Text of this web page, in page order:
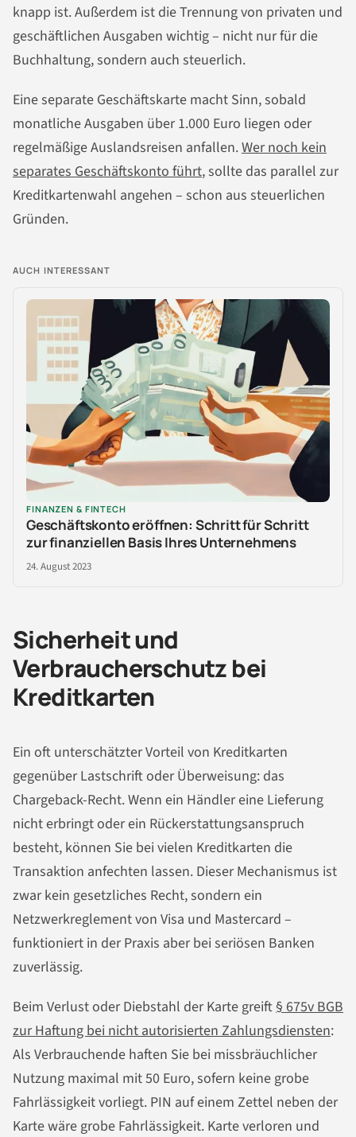
knapp ist. Außerdem ist die Trennung von privaten und
geschäftlichen Ausgaben wichtig – nicht nur für die
Buchhaltung, sondern auch steuerlich.
Eine separate Geschäftskarte macht Sinn, sobald
monatliche Ausgaben über 1.000 Euro liegen oder
regelmäßige Auslandsreisen anfallen.Wer noch kein
separates Geschäftskonto führt, sollte das parallel zur
Kreditkartenwahl angehen – schon aus steuerlichen
Gründen.
AUCH INTERESSANT
FINANZEN & FINTECH
Geschäftskonto eröffnen: Schritt für Schritt
zur finanziellen Basis Ihres Unternehmens
24. August 2023
Sicherheit und
Verbraucherschutz bei
Kreditkarten
Ein oft unterschätzter Vorteil von Kreditkarten
gegenüber Lastschrift oder Überweisung: das
Chargeback-Recht. Wenn ein Händler eine Lieferung
nicht erbringt oder ein Rückerstattungsanspruch
besteht, können Sie bei vielen Kreditkarten die
Transaktion anfechten lassen. Dieser Mechanismus ist
zwar kein gesetzliches Recht, sondern ein
Netzwerkreglement von Visa und Mastercard –
funktioniert in der Praxis aber bei seriösen Banken
zuverlässig.
Beim Verlust oder Diebstahl der Karte greift § 675v BGB
zur Haftung bei nicht autorisierten Zahlungsdiensten:
Als Verbrauchende haften Sie bei missbräuchlicher
Nutzung maximal mit 50 Euro, sofern keine grobe
Fahrlässigkeit vorliegt. PIN auf einem Zettel neben der
Karte wäre grobe Fahrlässigkeit. Karte verloren und